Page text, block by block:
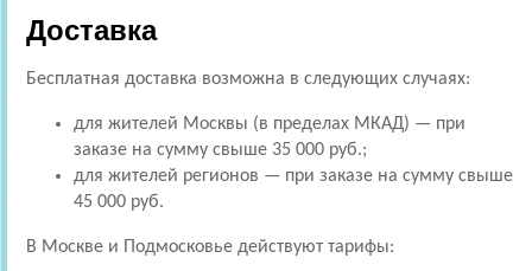
Доставка
Бесплатная доставка возможна в следующих случаях:
для жителей Москвы (в пределах МКАД) — при
заказе на сумму свыше 35 000 руб.;
для жителей регионов — при заказе на сумму свыше
45 000 руб.
В Москве и Подмосковье действуют тарифы: